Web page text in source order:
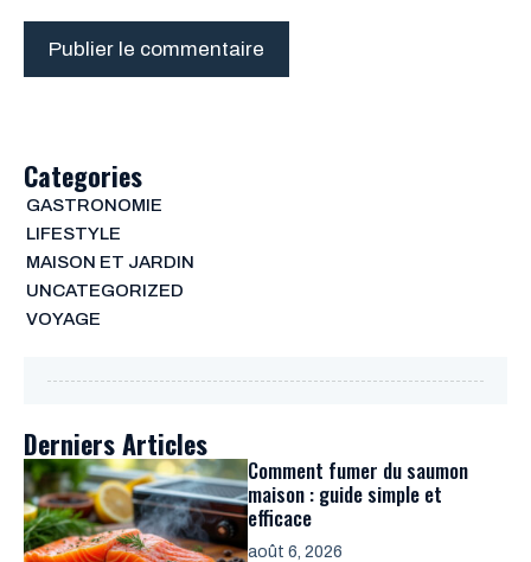
Categories
GASTRONOMIE
LIFESTYLE
MAISON ET JARDIN
UNCATEGORIZED
VOYAGE
Derniers Articles
Comment fumer du saumon
maison : guide simple et
efficace
août 6, 2026